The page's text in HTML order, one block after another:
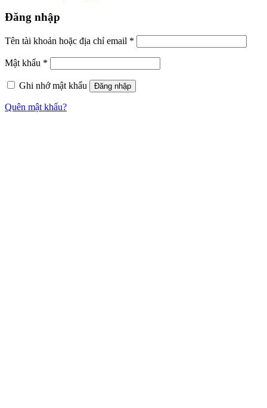
Đăng nhập
Tên tài khoản hoặc địa chỉ email *
Mật khẩu *
Ghi nhớ mật khẩu Đăng nhập
Quên mật khẩu?